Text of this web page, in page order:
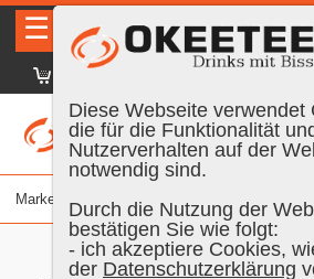
☰ DE EN | Anmelden
Marke % vol. Farbe Inhalt
Diese Webseite verwendet
die für die Funktionalität
Nutzerverhalten auf der
notwendig sind.
Durch die Nutzung der
bestätigen Sie wie folgt:
- ich akzeptiere Cookies,
der Datenschutzerklärung